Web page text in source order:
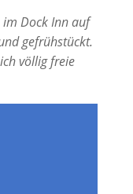
Dock Inn auf
gefrühstückt.
völlig freie